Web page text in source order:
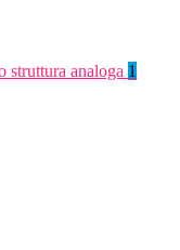
struttura analoga 1